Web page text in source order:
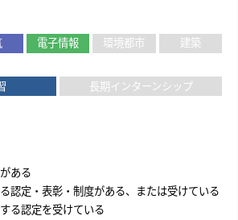
電子情報 環境都市
建築
長期インターンシップ
ある
認定・表彰・制度がある、または受けている
る認定を受けている